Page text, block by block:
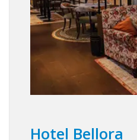
Hotel Bellora